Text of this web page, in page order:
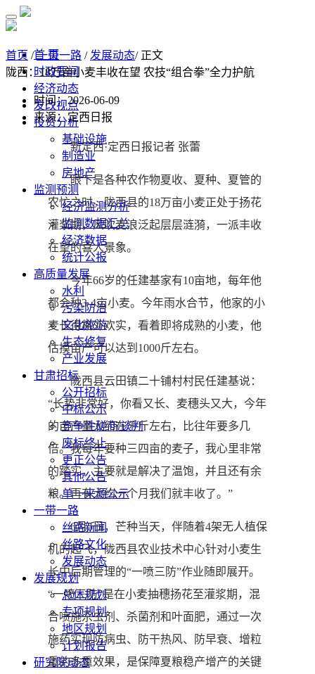
首 页
时政要闻
经济动态
发改视点
投资分析
基础设施
制造业
房地产
监测预测
经济监测分析
监测数据汇总
经济数据
统计公报
高质量发展
水利
污染防治
文化旅游
生态修复
产业发展
甘肃招标
公开招标
中标公示
竞争性磋商/谈判
废标终止
更正公告
其他公告
单一来源公示
一带一路
丝路新闻
丝路文化
发展动态
发展规划
总体规划
专项规划
地区规划
计划报告
研究院动态
首页 /一带一路 / 发展动态/ 正文
陇西：18万亩小麦丰收在望 农技“组合拳”全力护航
时间：2026-06-09
来源：定西日报
新定西·定西日报记者 张蕾
眼下是各种农作物夏收、夏种、夏管的
农忙之时。陇西县的18万亩小麦正处于扬花
灌浆期，风吹麦浪泛起层层涟漪，一派丰收
在望的喜人景象。
今年66岁的任建基家有10亩地，每年他
都会种3-4亩小麦。今年雨水合节，他家的小
麦长得格外欢实，看着即将成熟的小麦，他
估摸亩产可以达到1000斤左右。
陇西县云田镇二十铺村村民任建基说：
“长势非常好，你看又长、麦穗头又大，今年
的亩产量大约在千斤左右，比往年要多几
倍。我每年要种三四亩的麦子，我心里非常
的踏实，主要就是解决了温饱，并且还有余
粮。再有大约一个月我们就丰收了。”
6月5日，芒种当天，伴随着4架无人植保
机的起飞，陇西县农业技术中心针对小麦生
长中后期管理的“一喷三防”作业随即展开。
“一喷三防”是在小麦抽穗扬花至灌浆期，混
合喷施杀虫剂、杀菌剂和叶面肥，通过一次
施药实现防病虫、防干热风、防早衰、增粒
重的多重效果，是保障夏粮稳产增产的关键